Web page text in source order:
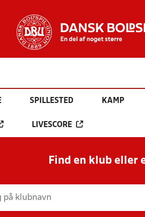
SPILLESTED KAMP
LIVESCORE
Find en klub eller